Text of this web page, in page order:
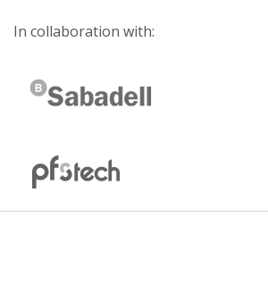
In collaboration with: